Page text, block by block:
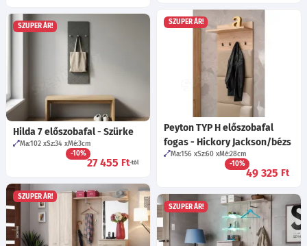
SZUPER ÁR!
Peyton TYP H előszobafal
fogas - Hickory Jackson/bézs
Ma:156 Sz:60 Mé:28cm
-10%
49 325 Ft
SZUPER ÁR!
Hilda 7 előszobafal - Szürke
Ma:102 Sz:34 Mé:3cm
-10%
27 455 Ft-tól
SZUPER ÁR!
SZUPER ÁR!